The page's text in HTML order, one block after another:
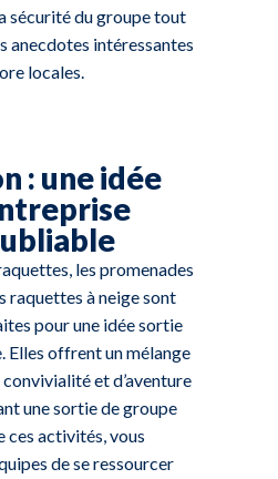
sécurité du groupe tout
anecdotes intéressantes
locales.
: une idée
les promenades
raquettes à neige sont
pour une idée sortie
Elles offrent un mélange
et d’aventure
une sortie de groupe
ces activités, vous
de se ressourcer